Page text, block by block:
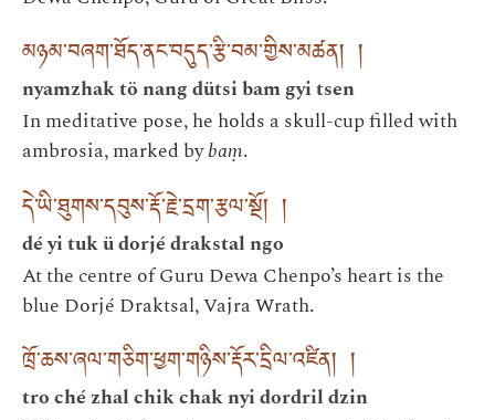
མཉམ་བཞག་ཐོད་ནང་བདུད་རྩི་བམ་གྱིས་མཚན། །
nyamzhak tö nang dütsi bam gyi tsen
In meditative pose, he holds a skull-cup filled with
ambrosia, marked bybaṃ.
དེ་ཡི་ཐུགས་དབུས་རྡོ་རྗེ་དྲག་རྩལ་སྔོ། །
dé yi tuk ü dorjé drakstal ngo
At the centre of Guru Dewa Chenpo’s heart is the
blue Dorjé Draktsal, Vajra Wrath.
ཁྲོ་ཆས་ཞལ་གཅིག་ཕྱག་གཉིས་རྡོར་དྲིལ་འཛིན། །
tro ché zhal chik chak nyi dordril dzin